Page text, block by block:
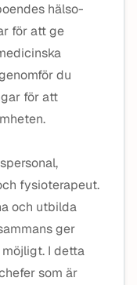
hälso-
för att ge
du
för att
fysioterapeut.
och utbilda
ger
I detta
som är